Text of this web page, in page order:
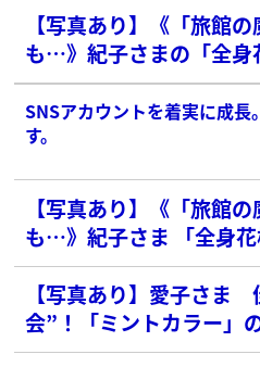
【写真あり】《「旅館
も…》紀子さまの「全身
ピ」姿
SNSアカウントを着実に成
す。
【写真あり】《「旅館
も…》紀子さま 「全身
に賛否…華やかデザイン
由」
【写真あり】愛子さま
会”！「ミントカラー」
かに